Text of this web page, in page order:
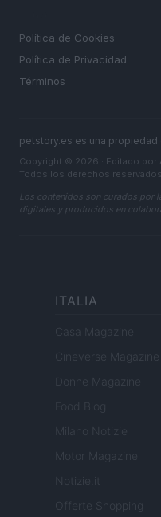
Política de Cookies
Política de Privacidad
Términos
petstory.es es una propiedad
Copyright © 2026 · Editado por
Todos los derechos reservados
Los contenidos son curados por
digitales y producidos en
ITALIA
Casa Magazine
Cineverse Magazine
Donne Magazine
Food Blog
Milano Notizie
Motor Magazine
Notizie.it
Offerte Shopping